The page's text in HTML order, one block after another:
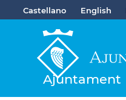
Castellano English
Ajuntament